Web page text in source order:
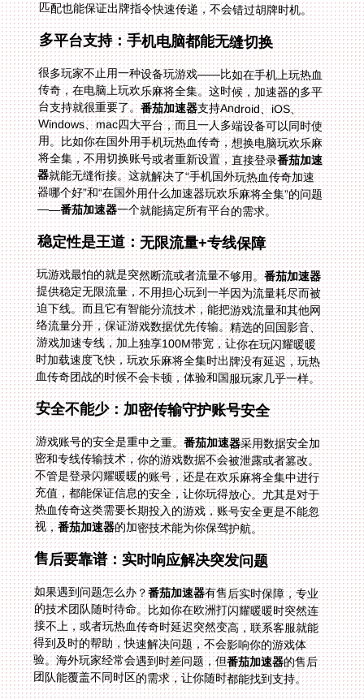
匹配也能保证出牌指令快速传递，不会错过胡牌时机。
多平台支持：手机电脑都能无缝切换
很多玩家不止用一种设备玩游戏——比如在手机上玩热血
传奇，在电脑上玩欢乐麻将全集。这时候，加速器的多平
台支持就很重要了。番茄加速器支持Android、iOS、
Windows、mac四大平台，而且一人多端设备可以同时使
用。比如你在国外用手机玩热血传奇，想换电脑玩欢乐麻
将全集，不用切换账号或者重新设置，直接登录番茄加速
器就能无缝衔接。这就解决了“手机国外玩热血传奇加速
器哪个好”和“在国外用什么加速器玩欢乐麻将全集”的问题
——番茄加速器一个就能搞定所有平台的需求。
稳定性是王道：无限流量+专线保障
玩游戏最怕的就是突然断流或者流量不够用。番茄加速器
提供稳定无限流量，不用担心玩到一半因为流量耗尽而被
迫下线。而且它有智能分流技术，能把游戏流量和其他网
络流量分开，保证游戏数据优先传输。精选的回国影音、
游戏加速专线，加上独享100M带宽，让你在玩闪耀暖暖
时加载速度飞快，玩欢乐麻将全集时出牌没有延迟，玩热
血传奇团战的时候不会卡顿，体验和国服玩家几乎一样。
安全不能少：加密传输守护账号安全
游戏账号的安全是重中之重。番茄加速器采用数据安全加
密和专线传输技术，你的游戏数据不会被泄露或者篡改。
不管是登录闪耀暖暖的账号，还是在欢乐麻将全集中进行
充值，都能保证信息的安全，让你玩得放心。尤其是对于
热血传奇这类需要长期投入的游戏，账号安全更是不能忽
视，番茄加速器的加密技术能为你保驾护航。
售后要靠谱：实时响应解决突发问题
如果遇到问题怎么办？番茄加速器有售后实时保障，专业
的技术团队随时待命。比如你在欧洲打闪耀暖暖时突然连
接不上，或者玩热血传奇时延迟突然变高，联系客服就能
得到及时的帮助，快速解决问题，不会影响你的游戏体
验。海外玩家经常会遇到时差问题，但番茄加速器的售后
团队能覆盖不同时区的需求，让你随时都能找到支持。